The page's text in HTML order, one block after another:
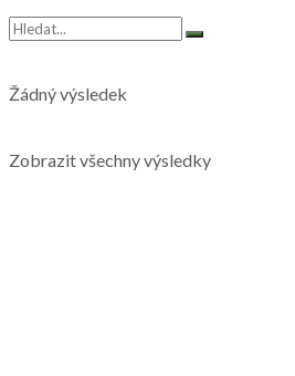
Žádný výsledek
Zobrazit všechny výsledky